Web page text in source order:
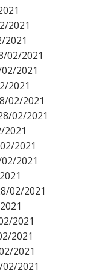
2021
2021
02/2021
2021
2021
02/2021
02/2021
2021
2021
2021
02/2021
2021
2021
2021
2021